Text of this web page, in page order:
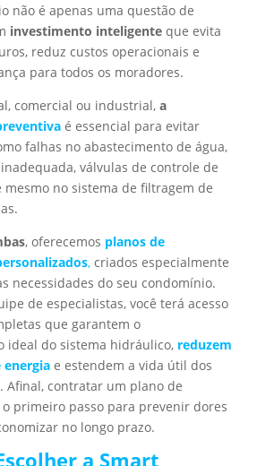
não é apenas uma questão de
investimento inteligenteque evita
reduz custos operacionais e
para todos os moradores.
comercial ou industrial, a
é essencial para evitar
falhas no abastecimento de água,
válvulas de controle de
mesmo no sistema de filtragem de
, oferecemos planos de
,criados especialmente
necessidades do seu condomínio.
de especialistas, você terá acesso
que garantem o
ideal do sistema hidráulico, reduzem
energiae estendem a vida útil dos
Afinal, contratar um plano de
primeiro passo para prevenir dores
no longo prazo.
a Smart